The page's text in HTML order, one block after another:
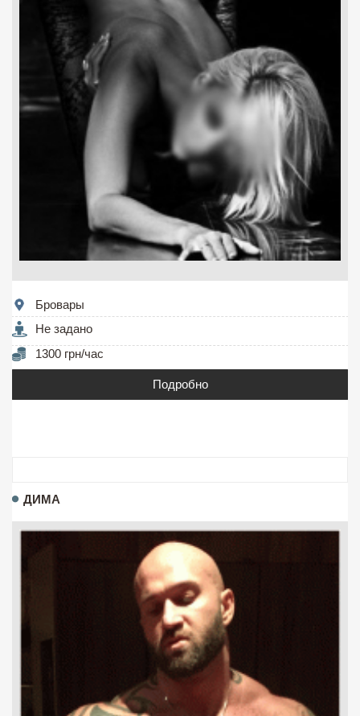
Бровары
Не задано
1300 грн/час
Подробно
ДИМА